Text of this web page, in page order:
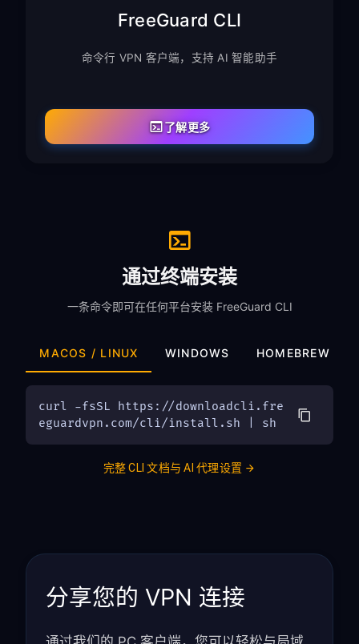
FreeGuard CLI
命令行 VPN 客户端，支持 AI 智能助手
了解更多
通过终端安装
一条命令即可在任何平台安装 FreeGuard CLI
MACOS / LINUX WINDOWS HOMEBREW
curl -fsSL https://downloadcli.fre
eguardvpn.com/cli/install.sh | sh
完整 CLI 文档与 AI 代理设置
分享您的 VPN 连接